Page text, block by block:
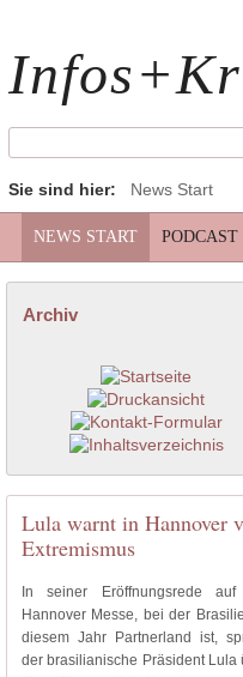
Sie sind hier: News Start
NEWS START PODCAST
Archiv
Lula warnt in Hannover
Extremismus
In seiner Eröffnungsrede
Hannover Messe, bei der
diesem Jahr Partnerland ist,
der brasilianische Präsident Lula